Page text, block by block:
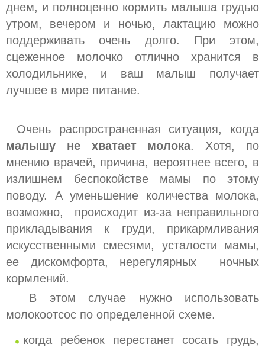
днем, и полноценно кормить малыша грудью
утром, вечером и ночью, лактацию можно
поддерживать очень долго. При этом,
сцеженное молочко отлично хранится в
холодильнике, и ваш малыш получает
лучшее в мире питание.
Очень распространенная ситуация, когда
малышу не хватает молока. Хотя, по
мнению врачей, причина, вероятнее всего, в
излишнем беспокойстве мамы по этому
поводу. А уменьшение количества молока,
возможно, происходит из-за неправильного
прикладывания к груди, прикармливания
искусственными смесями, усталости мамы,
ее дискомфорта, нерегулярных ночных
кормлений.
В этом случае нужно использовать
молокоотсос по определенной схеме.
когда ребенок перестанет сосать грудь,